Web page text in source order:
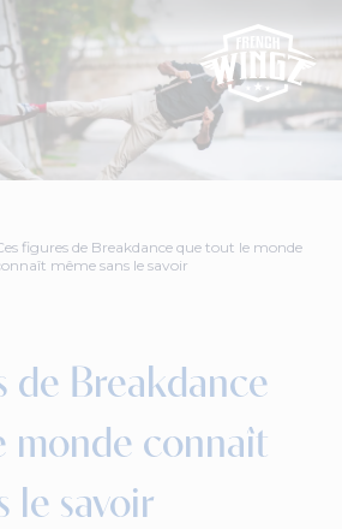
figures de Breakdance que tout le monde
même sans le savoir
de Breakdance
monde connaît
le savoir